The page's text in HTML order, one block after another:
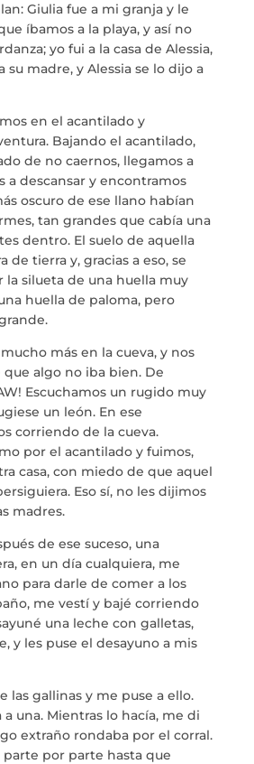
SPAZIO CULTURALE EL TANQUE
CONTATTO
LA NEUROLITERATURA ENTRA
SIAMO TRASPARENTI
info@crowplan.com
922 28 00 28
Giulia fue a mi granja y le
íbamos a la playa, y así no
yo fui a la casa de Alessia,
su madre, y Alessia se lo dijo a
en el acantilado y
Bajando el acantilado,
de no caernos, llegamos a
a descansar y encontramos
oscuro de ese llano habían
tan grandes que cabía una
dentro. El suelo de aquella
de tierra y, gracias a eso, se
la silueta de una huella muy
huella de paloma, pero
más en la cueva, y nos
algo no iba bien. De
Escuchamos un rugido muy
un león. En ese
corriendo de la cueva.
por el acantilado y fuimos,
casa, con miedo de que aquel
Eso sí, no les dijimos
madres.
de ese suceso, una
en un día cualquiera, me
para darle de comer a los
me vestí y bajé corriendo
una leche con galletas,
y les puse el desayuno a mis
las gallinas y me puse a ello.
una. Mientras lo hacía, me di
extraño rondaba por el corral.
por parte hasta que